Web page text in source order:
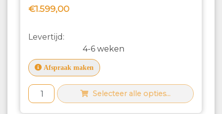
€1.599,00
Levertijd:
4-6 weken
Afspraak maken
Selecteer alle opties...